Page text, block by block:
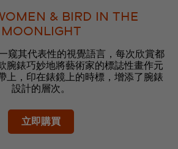
& BIRD IN THE
MOONLIGHT
窥其代表性的視覺語言，每次欣賞都
腕錶巧妙地將藝術家的標誌性畫作元
上，印在錶鏡上的時標，增添了腕錶
設計的層次。
立即購買